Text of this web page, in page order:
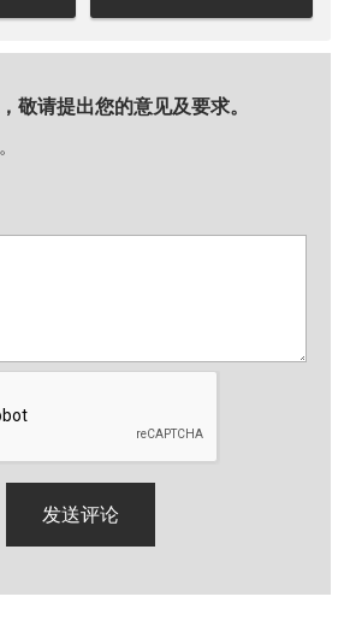
敬请提出您的意见及要求。